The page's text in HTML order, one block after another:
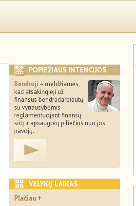
POPIEŽIAUS INTENCIJOS
Bendroji – meldžiamės,
kad atsakingieji už
finansus bendradarbiautų
su vyriausybėmis
reglamentuojant finansų
sritį ir apsaugotų piliečius nuo jos
pavojų.
VELYKŲ LAIKAS
Plačiau